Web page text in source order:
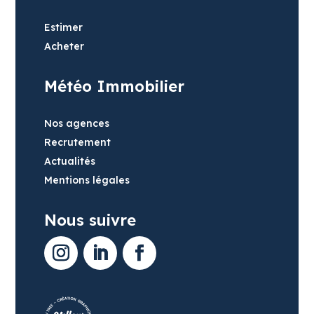
Estimer
Acheter
Météo Immobilier
Nos agences
Recrutement
Actualités
Mentions légales
Nous suivre